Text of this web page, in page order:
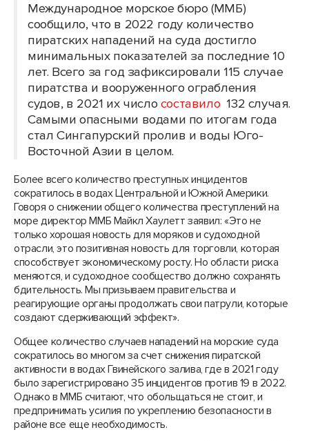
Международное морское бюро (ММБ)
сообщило, что в 2022 году количество
пиратских нападений на суда достигло
минимальных показателей за последние 10
лет. Всего за год зафиксировали 115 случае
пиратства и вооруженного ограбления
судов, в 2021 их числосоставило 132 случая.
Самыми опасными водами по итогам года
стал Сингапурский пролив и воды Юго-
Восточной Азии в целом.
Более всего количество преступных инцидентов
сократилось в водах Центральной и Южной Америки.
Говоря о снижении общего количества преступлений на
море директор ММБ Майкл Хаулетт заявил: «Это не
только хорошая новость для моряков и судоходной
отрасли, это позитивная новость для торговли, которая
способствует экономическому росту. Но области риска
меняются, и судоходное сообщество должно сохранять
бдительность. Мы призываем правительства и
реагирующие органы продолжать свои патрули, которые
создают сдерживающий эффект».
Общее количество случаев нападений на морские суда
сократилось во многом за счет снижения пиратской
активности в водах Гвинейского залива, где в 2021 году
было зарегистрировано 35 инцидентов против 19 в 2022.
Однако в ММБ считают, что обольщаться не стоит, и
предпринимать усилия по укреплению безопасности в
районе все еще необходимость.